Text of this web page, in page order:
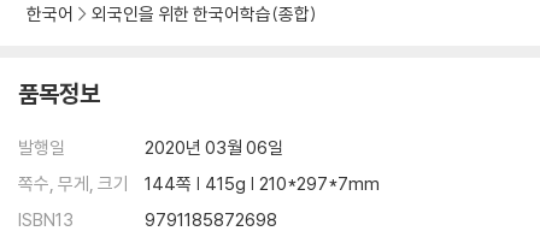
한국어
외국인을 위한 한국어학습(종합)
품목정보
발행일
2020년 03월 06일
쪽수, 무게, 크기
144쪽 | 415g | 210*297*7mm
ISBN13
9791185872698